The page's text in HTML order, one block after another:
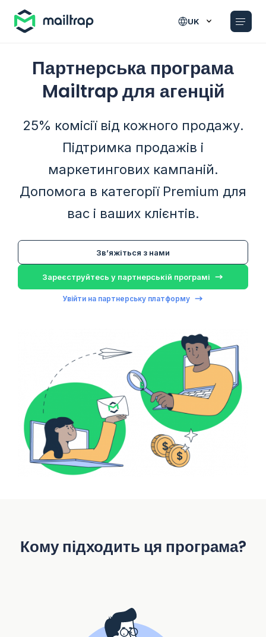
UK
Партнерська програма
Mailtrap для агенцій
25% комісії від кожного продажу.
Підтримка продажів і
маркетингових кампаній.
Допомога в категорії Premium для
вас і ваших клієнтів.
Зареєструйтесь у партнерській програмі
Зв’яжіться з нами
Увійти на партнерську платформу
Кому підходить ця програма?